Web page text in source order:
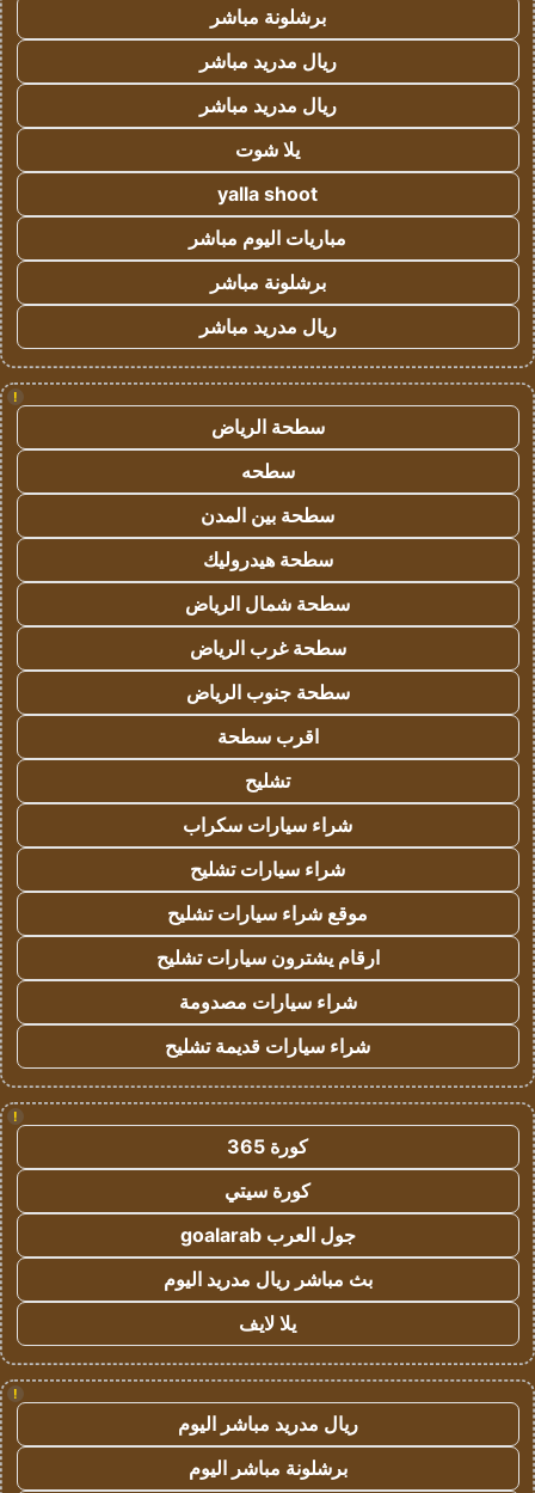
برشلونة مباشر
ريال مدريد مباشر
ريال مدريد مباشر
يلا شوت
yalla shoot
مباريات اليوم مباشر
برشلونة مباشر
ريال مدريد مباشر
!
سطحة الرياض
سطحه
سطحة بين المدن
سطحة هيدروليك
سطحة شمال الرياض
سطحة غرب الرياض
سطحة جنوب الرياض
اقرب سطحة
تشليح
شراء سيارات سكراب
شراء سيارات تشليح
موقع شراء سيارات تشليح
ارقام يشترون سيارات تشليح
شراء سيارات مصدومة
شراء سيارات قديمة تشليح
!
كورة 365
كورة سيتي
جول العرب goalarab
بث مباشر ريال مدريد اليوم
يلا لايف
!
ريال مدريد مباشر اليوم
برشلونة مباشر اليوم